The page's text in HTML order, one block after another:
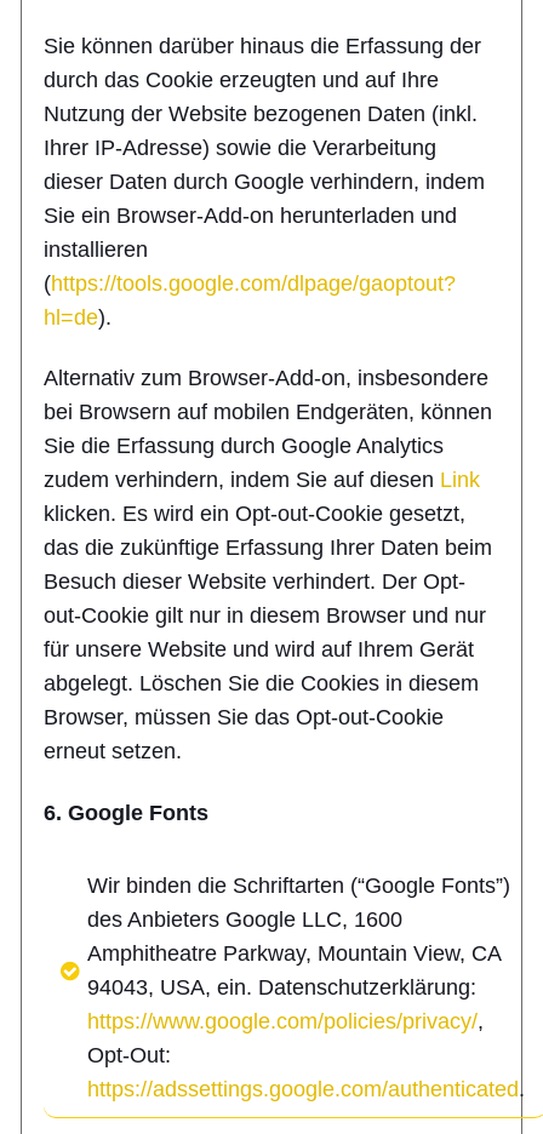
Sie können darüber hinaus die Erfassung der
durch das Cookie erzeugten und auf Ihre
Nutzung der Website bezogenen Daten (inkl.
Ihrer IP-Adresse) sowie die Verarbeitung
dieser Daten durch Google verhindern, indem
Sie ein Browser-Add-on herunterladen und
installieren
(https://tools.google.com/dlpage/gaoptout?
hl=de).
Alternativ zum Browser-Add-on, insbesondere
bei Browsern auf mobilen Endgeräten, können
Sie die Erfassung durch Google Analytics
zudem verhindern, indem Sie auf diesen Link
klicken. Es wird ein Opt-out-Cookie gesetzt,
das die zukünftige Erfassung Ihrer Daten beim
Besuch dieser Website verhindert. Der Opt-
out-Cookie gilt nur in diesem Browser und nur
für unsere Website und wird auf Ihrem Gerät
abgelegt. Löschen Sie die Cookies in diesem
Browser, müssen Sie das Opt-out-Cookie
erneut setzen.
6. Google Fonts
Wir binden die Schriftarten (“Google Fonts”)
des Anbieters Google LLC, 1600
Amphitheatre Parkway, Mountain View, CA
94043, USA, ein. Datenschutzerklärung:
https://www.google.com/policies/privacy/,
Opt-Out:
https://adssettings.google.com/authenticated.